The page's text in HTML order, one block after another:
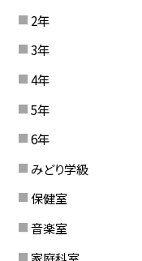
2年
3年
4年
5年
6年
みどり学級
保健室
音楽室